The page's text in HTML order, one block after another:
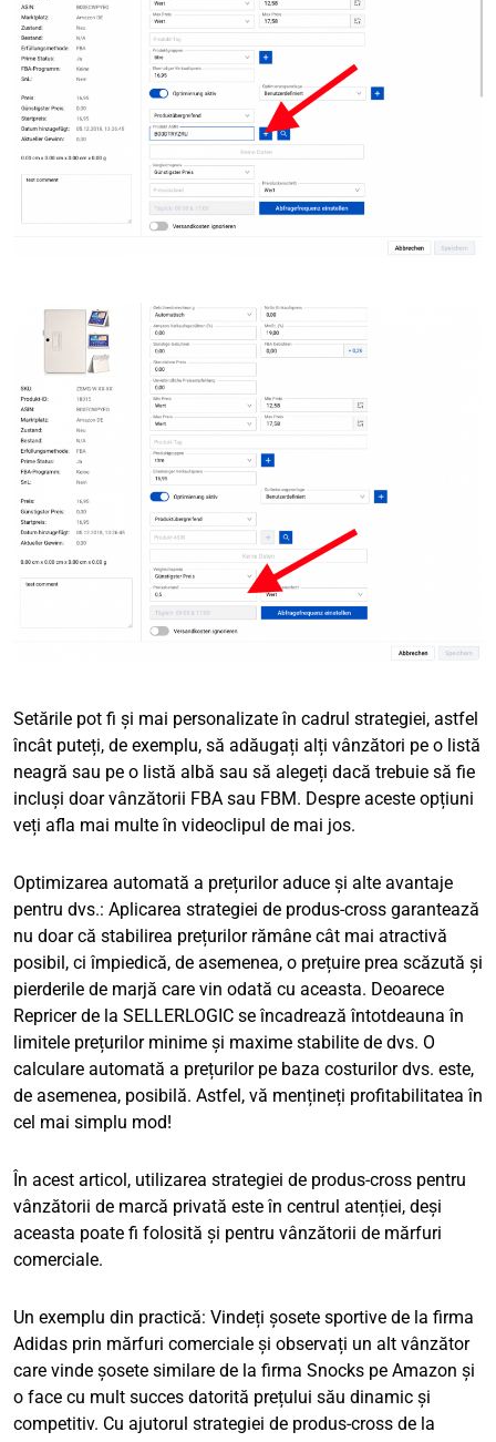
Setările pot fi și mai personalizate în cadrul strategiei, astfel
încât puteți, de exemplu, să adăugați alți vânzători pe o listă
neagră sau pe o listă albă sau să alegeți dacă trebuie să fie
incluși doar vânzătorii FBA sau FBM. Despre aceste opțiuni
veți afla mai multe în videoclipul de mai jos.
Optimizarea automată a prețurilor aduce și alte avantaje
pentru dvs.: Aplicarea strategiei de produs-cross garantează
nu doar că stabilirea prețurilor rămâne cât mai atractivă
posibil, ci împiedică, de asemenea, o prețuire prea scăzută și
pierderile de marjă care vin odată cu aceasta. Deoarece
Repricer de la SELLERLOGIC se încadrează întotdeauna în
limitele prețurilor minime și maxime stabilite de dvs. O
calculare automată a prețurilor pe baza costurilor dvs. este,
de asemenea, posibilă. Astfel, vă mențineți profitabilitatea în
cel mai simplu mod!
În acest articol, utilizarea strategiei de produs-cross pentru
vânzătorii de marcă privată este în centrul atenției, deși
aceasta poate fi folosită și pentru vânzătorii de mărfuri
comerciale.
Un exemplu din practică: Vindeți șosete sportive de la firma
Adidas prin mărfuri comerciale și observați un alt vânzător
care vinde șosete similare de la firma Snocks pe Amazon și
o face cu mult succes datorită prețului său dinamic și
competitiv. Cu ajutorul strategiei de produs-cross de la